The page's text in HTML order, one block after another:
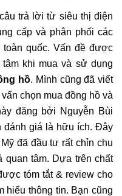
trả lời từ siêu thị điện
cấp và phân phối các
toàn quốc. Vấn đề được
khi mua và sử dụng
hồ. Mình cũng đã viết
chọn mua đồng hồ và
đăng bởi Nguyễn Bùi
đánh giá là hữu ích. Đây
đã đầu tư rất chỉn chu
tâm. Dựa trên chất
tóm tắt & review cho
hiểu thông tin. Bạn cũng